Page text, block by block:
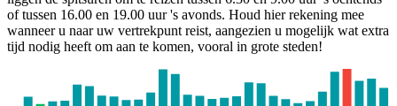
of tussen 16.00 en 19.00 uur 's avonds. Houd hier rekening mee
wanneer u naar uw vertrekpunt reist, aangezien u mogelijk wat extra
tijd nodig heeft om aan te komen, vooral in grote steden!